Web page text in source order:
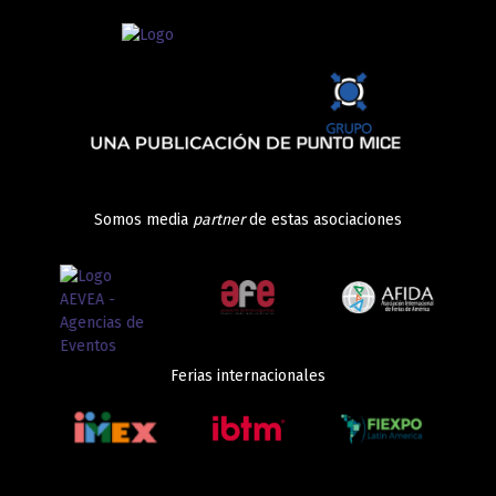
Somos media partnerde estas asociaciones
Ferias internacionales